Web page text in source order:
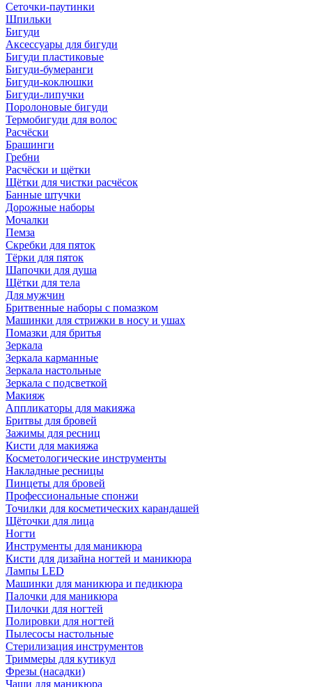
Сеточки-паутинки
Шпильки
Бигуди
Аксессуары для бигуди
Бигуди пластиковые
Бигуди-бумеранги
Бигуди-коклюшки
Бигуди-липучки
Поролоновые бигуди
Термобигуди для волос
Расчёски
Брашинги
Гребни
Расчёски и щётки
Щётки для чистки расчёсок
Банные штучки
Дорожные наборы
Мочалки
Пемза
Скребки для пяток
Тёрки для пяток
Шапочки для душа
Щётки для тела
Для мужчин
Бритвенные наборы с помазком
Машинки для стрижки в носу и ушах
Помазки для бритья
Зеркала
Зеркала карманные
Зеркала настольные
Зеркала с подсветкой
Макияж
Аппликаторы для макияжа
Бритвы для бровей
Зажимы для ресниц
Кисти для макияжа
Косметологические инструменты
Накладные ресницы
Пинцеты для бровей
Профессиональные спонжи
Точилки для косметических карандашей
Щёточки для лица
Ногти
Инструменты для маникюра
Кисти для дизайна ногтей и маникюра
Лампы LED
Машинки для маникюра и педикюра
Палочки для маникюра
Пилочки для ногтей
Полировки для ногтей
Пылесосы настольные
Стерилизация инструментов
Триммеры для кутикул
Фрезы (насадки)
Чаши для маникюра